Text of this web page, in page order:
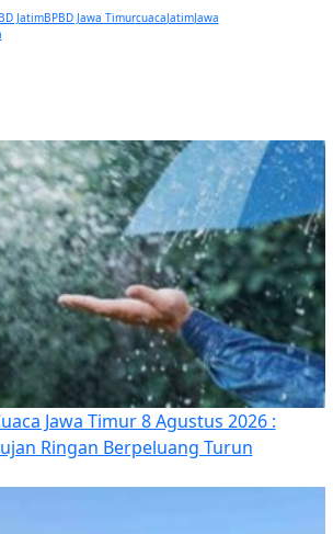
JatimBPBD Jawa TimurcuacaJatimJawa
Jawa Timur 8 Agustus 2026 :
Ringan Berpeluang Turun